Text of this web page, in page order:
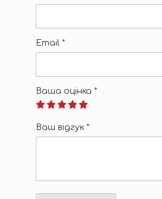
Email *
Ваша оцінка *
Ваш відгук *